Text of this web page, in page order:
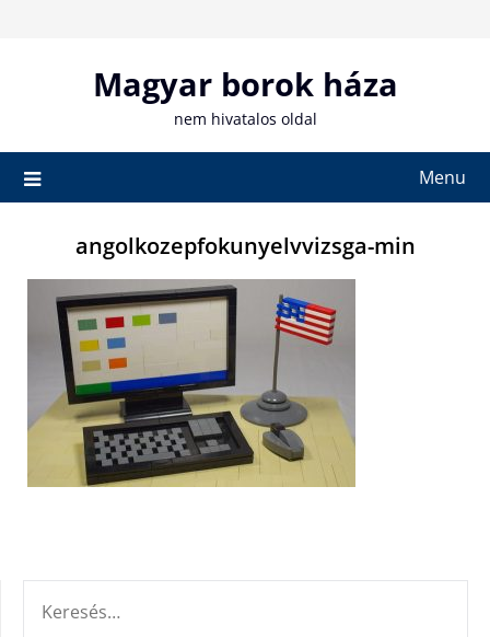
Magyar borok háza
nem hivatalos oldal
Menu
angolkozepfokunyelvvizsga-min